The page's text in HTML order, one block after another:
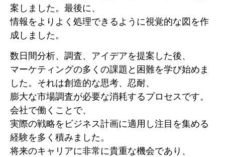
案しました。最後に、
情報をよりよく処理できるように視覚的な図を作
成しました。
数日間分析、調査、アイデアを提案した後、
マーケティングの多くの課題と困難を学び始めま
した。それは創造的な思考、忍耐、
膨大な市場調査が必要な消耗するプロセスです。
会社で働くことで、
実際の戦略をビジネス計画に適用し注目を集める
経験を多く積みました。
将来のキャリアに非常に貴重な機会であり、